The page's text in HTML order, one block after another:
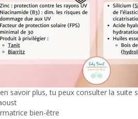
savoir plus, tu peux consulter la suite
bien-être